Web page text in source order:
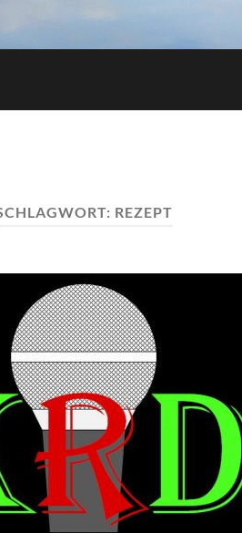
REZEPT